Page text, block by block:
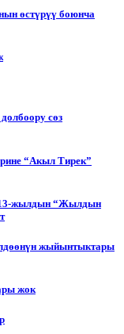
өстүрүү боюнча
сөз
“Акыл Тирек”
жылдын “Жылдын
жыйынтыктары
жок